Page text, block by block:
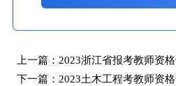
上一篇： 2023浙江省报考教师资
下一篇： 2023土木工程考教师资